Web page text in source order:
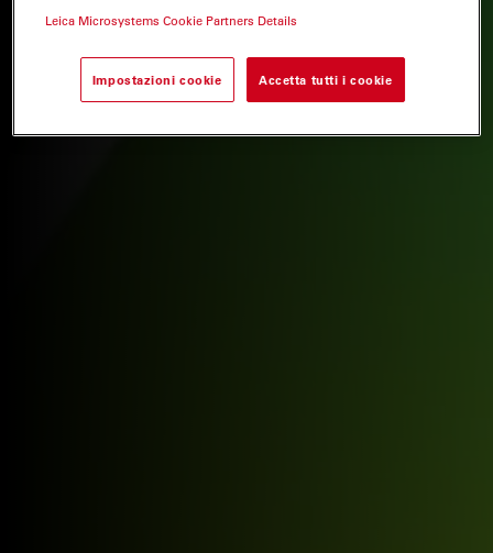
Leica Microsystems Cookie Partners Details
Impostazioni cookie Accetta tutti i cookie